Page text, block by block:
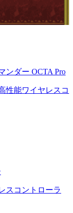
ンダー OCTA Pro
性能ワイヤレスコ
スコントローラ